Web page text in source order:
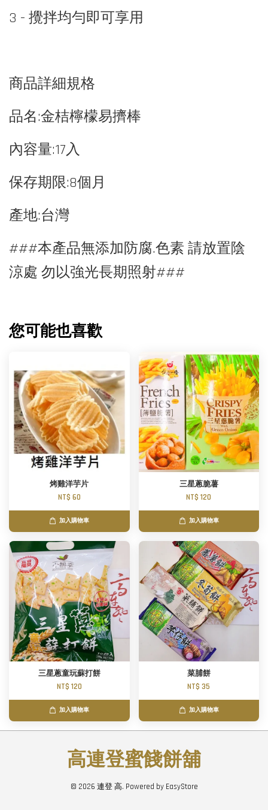
3 - 攪拌均勻即可享用
商品詳細規格
品名:金桔檸檬易擠棒
內容量:17入
保存期限:8個月
產地:台灣
###本產品無添加防腐.色素 請放置陰
涼處 勿以強光長期照射###
您可能也喜歡
烤雞洋芋片
NT$ 60
加入購物車
三星蔥脆薯
NT$ 120
加入購物車
三星蔥童玩蘇打餅
NT$ 120
加入購物車
菜脯餅
NT$ 35
加入購物車
高連登蜜餞餅舖
© 2026 連登 高. Powered by EasyStore